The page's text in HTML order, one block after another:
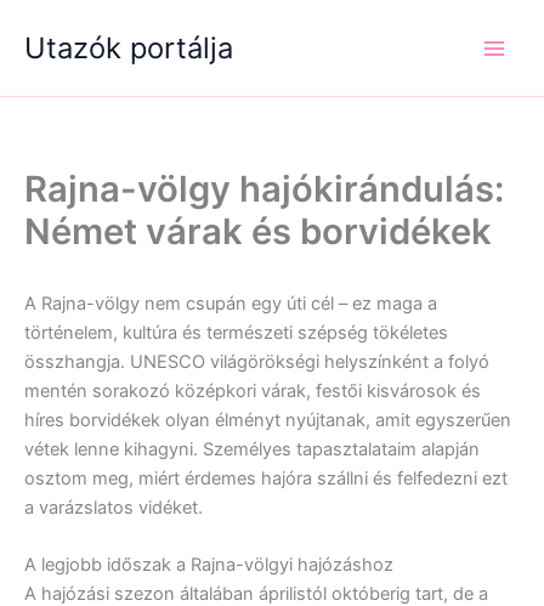
Utazók portálja
Rajna-völgy hajókirándulás:
Német várak és borvidékek
A Rajna-völgy nem csupán egy úti cél – ez maga a
történelem, kultúra és természeti szépség tökéletes
összhangja. UNESCO világörökségi helyszínként a folyó
mentén sorakozó középkori várak, festői kisvárosok és
híres borvidékek olyan élményt nyújtanak, amit egyszerűen
vétek lenne kihagyni. Személyes tapasztalataim alapján
osztom meg, miért érdemes hajóra szállni és felfedezni ezt
a varázslatos vidéket.
A legjobb időszak a Rajna-völgyi hajózáshoz
A hajózási szezon általában áprilistól októberig tart, de a